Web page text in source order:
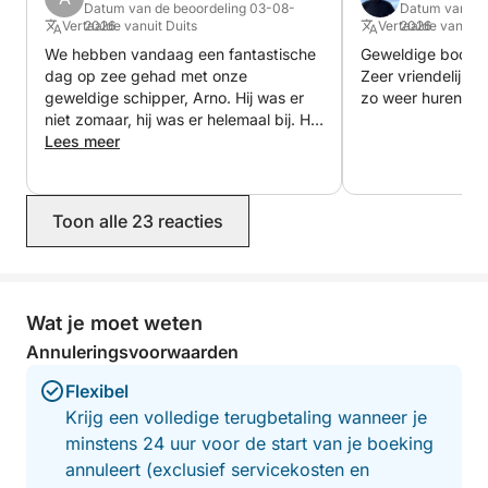
gewoon ontspannen aan boord is terwijl u geniet van
de adembenemende kustlandschappen.
Tijdens uw dag op zee kunt u kiezen uit de volgende
activiteiten:
eilanden
* Ankeren in rustige baaien, perfect om te zwemmen
* Stoppen in kustplaatsen voor een lunch en lokale
Kroatische gerechten
* Genieten van watersporten en leuke activiteiten op
het water
De krachtige en moderne boot maakt het verkennen
Datum van de beoordeling 03-08-
2026
Vertaalde vanuit Duits
We hebben vandaag een fantastische
dag op zee gehad met onze
geweldige schipper, Arno. Hij was er
niet zomaar, hij was er helemaal bij. Hij
voldeed aan al onze wensen, heeft
Alles was perfect, van de boeking tot
het afscheid! We komen zeker nog
Lees meer
Datum van
2026
Vertaalde vanuit
Geweldige boot
Zeer vriendelijke
zo weer huren!
Toon alle 23 reacties
Wat je moet weten
Annuleringsvoorwaarden
Flexibel
Krijg een volledige terugbetaling wanneer je
minstens 24 uur voor de start van je boeking
annuleert (exclusief servicekosten en